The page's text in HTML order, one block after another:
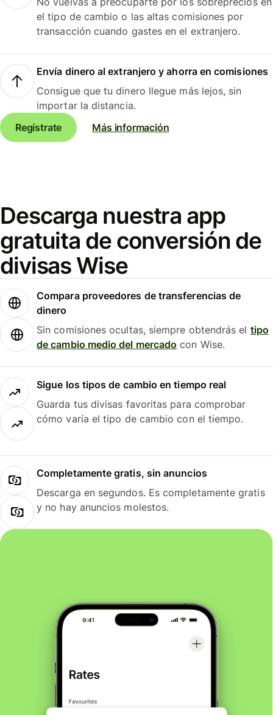
el tipo de cambio o las altas comisiones por
transacción cuando gastes en el extranjero.
Envía dinero al extranjero y ahorra en comisiones
Consigue que tu dinero llegue más lejos, sin
importar la distancia.
Regístrate
Más información
Descarga nuestra app
gratuita de conversión de
divisas Wise
Compara proveedores de transferencias de
dinero
Sin comisiones ocultas, siempre obtendrás el tipo
de cambio medio del mercado con Wise.
Sigue los tipos de cambio en tiempo real
Guarda tus divisas favoritas para comprobar
cómo varía el tipo de cambio con el tiempo.
Completamente gratis, sin anuncios
Descarga en segundos. Es completamente gratis
y no hay anuncios molestos.